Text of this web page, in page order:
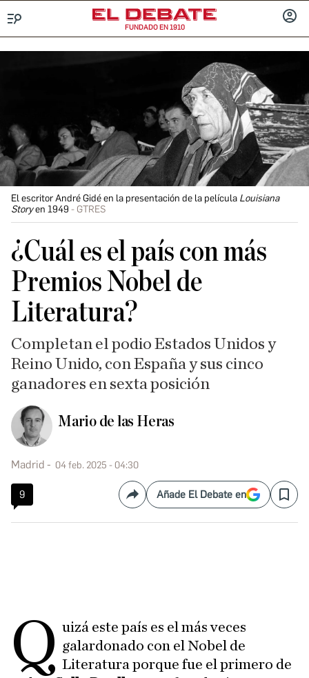
FUNDADO EN 1910
El escritor André Gidé en la presentación de la película Louisiana
Storyen 1949 GTRES
¿Cuál es el país con más
Premios Nobel de
Literatura?
Completan el podio Estados Unidos y
Reino Unido, con España y sus cinco
ganadores en sexta posición
Mario de las Heras
Madrid 04 feb. 2025 - 04:30
9 CompartirAñade El Debate en Save
Q uizá este país es el más veces
galardonado con el Nobel de
Literatura porque fue el primero de